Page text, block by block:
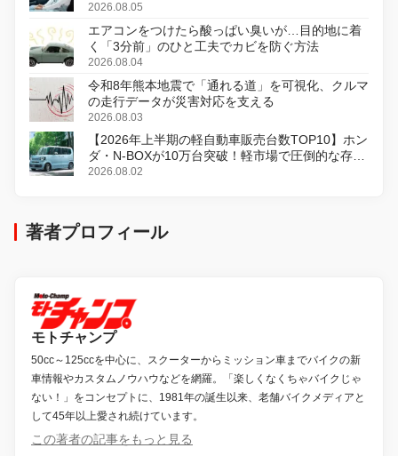
2026.08.05
エアコンをつけたら酸っぱい臭いが…目的地に着
く「3分前」のひと工夫でカビを防ぐ方法
2026.08.04
令和8年熊本地震で「通れる道」を可視化、クルマ
の走行データが災害対応を支える
2026.08.03
【2026年上半期の軽自動車販売台数TOP10】ホン
ダ・N-BOXが10万台突破！軽市場で圧倒的な存在
感
2026.08.02
著者プロフィール
モトチャンプ
50cc～125ccを中心に、スクーターからミッション車までバイクの新
車情報やカスタムノウハウなどを網羅。「楽しくなくちゃバイクじゃ
ない！」をコンセプトに、1981年の誕生以来、老舗バイクメディアと
して45年以上愛され続けています。
この著者の記事をもっと見る